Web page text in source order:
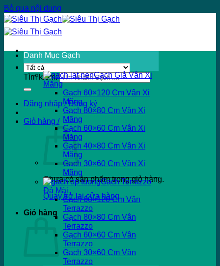
Bỏ qua nội dung
Tìm kiếm:
Đăng nhập / Đăng ký
Giỏ hàng /
Chưa có sản phẩm trong giỏ hàng.
Quay trở lại cửa hàng
Giỏ hàng
Danh Mục Gạch
Gạch Giả Vân Xi
Măng
Gạch 60×120 Cm Vân Xi
Măng
Gạch 80×80 Cm Vân Xi
Măng
Gạch 60×60 Cm Vân Xi
Măng
Gạch 40×80 Cm Vân Xi
Măng
Gạch 30×60 Cm Vân Xi
Măng
Gạch Terrazzo
Đá Mài
Gạch 60×120 Cm Vân
Terrazzo
Gạch 80×80 Cm Vân
Terrazzo
Gạch 60×60 Cm Vân
Terrazzo
Gạch 30×60 Cm Vân
Terrazzo